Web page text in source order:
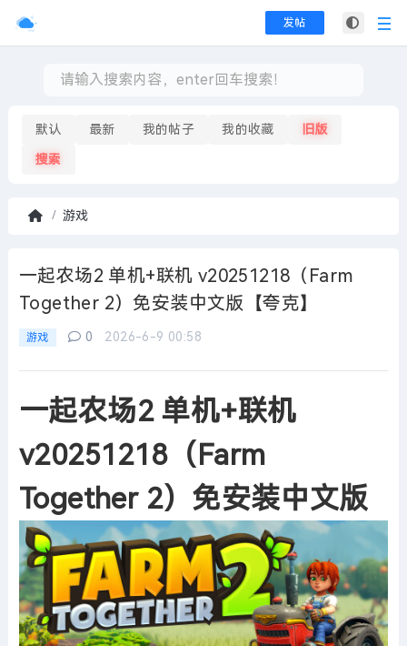
发帖
默认 最新 我的帖子 我的收藏 旧版
搜索
页
游戏
一起农场2 单机+联机 v20251218（Farm
Together 2）免安装中文版【夸克】
游戏 0 2026-6-9 00:58
一起农场2 单机+联机
v20251218（Farm
Together 2）免安装中文版